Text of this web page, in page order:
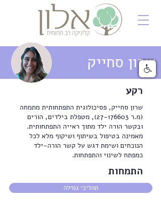
שרון סחייק
רקע
שרון סחייק, פסיכולוגית התפתחותית מתמחה
(מ.ר 27-176603) , מטפלת בילדים, הורים
ובקשר הורה ילד מתוך ראייה התפתחותית.
מאמינה בטיפול בשיתוף ושיקוף מלא לכל
הנוכחים ושימת דגש על קשר הורה-ילד
כמפתח לשינוי והתפתחות.
התמחות
תהליכי גמילה